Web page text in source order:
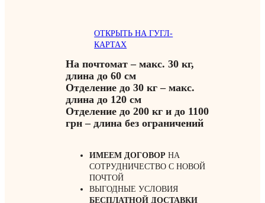
ОТКРЫТЬ НА ГУГЛ-
КАРТАХ
На почтомат – макс. 30 кг,
длина до 60 см
Отделение до 30 кг – макс.
длина до 120 см
Отделение до 200 кг и до 1100
грн – длина без ограничений
ИМЕЕМ ДОГОВОР НА
СОТРУДНИЧЕСТВО С НОВОЙ
ПОЧТОЙ
ВЫГОДНЫЕ УСЛОВИЯ
БЕСПЛАТНОЙ ДОСТАВКИ